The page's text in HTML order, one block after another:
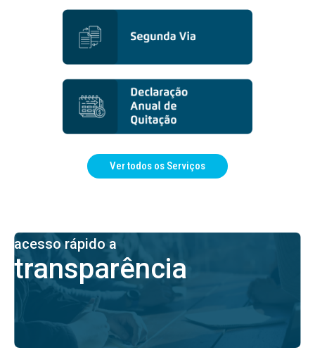
Ver todos os Serviços
acesso rápido a
transparência